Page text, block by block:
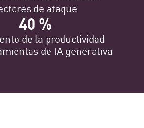
de ataque
40 %
de la productividad
de IA generativa